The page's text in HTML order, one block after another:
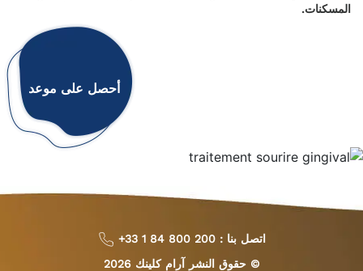
المسكنات.
أحصل على موعد
اتصل بنا : +33 1 84 800 200
© حقوق النشر آرام كلينك 2026